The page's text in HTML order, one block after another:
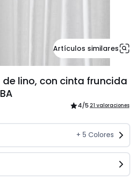
Artículos similares
lino, con cinta fruncida
4/5 21 valoraciones
+ 5 Colores